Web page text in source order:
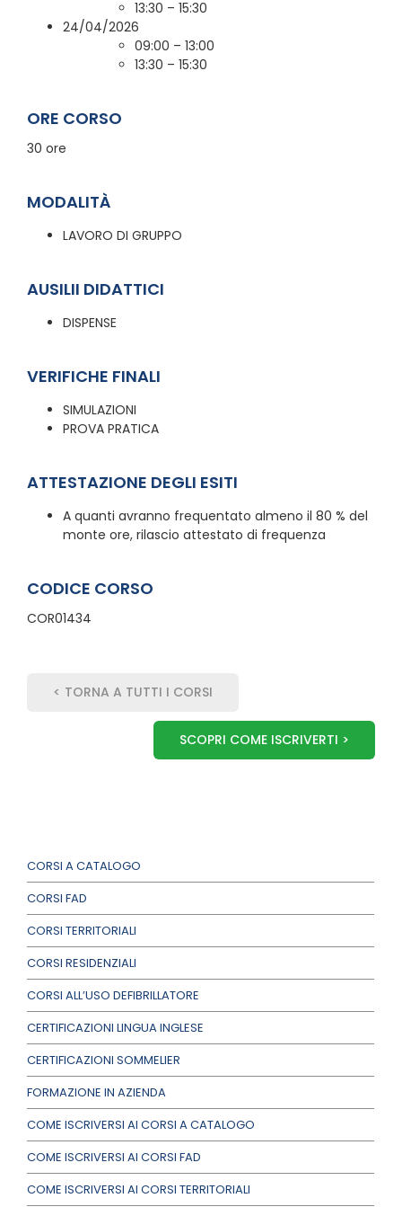
CORSI A CATALOGO
CORSI FAD
CORSI TERRITORIALI
CORSI RESIDENZIALI
CORSI ALL’USO DEFIBRILLATORE
CERTIFICAZIONI LINGUA INGLESE
CERTIFICAZIONI SOMMELIER
FORMAZIONE IN AZIENDA
COME ISCRIVERSI AI CORSI A CATALOGO
COME ISCRIVERSI AI CORSI FAD
COME ISCRIVERSI AI CORSI TERRITORIALI
13:30 – 15:30
24/04/2026
09:00 – 13:00
13:30 – 15:30
ORE CORSO
30 ore
MODALITÀ
LAVORO DI GRUPPO
AUSILII DIDATTICI
DISPENSE
VERIFICHE FINALI
SIMULAZIONI
PROVA PRATICA
ATTESTAZIONE DEGLI ESITI
A quanti avranno frequentato almeno il 80 % del
monte ore, rilascio attestato di frequenza
CODICE CORSO
COR01434
< TORNA A TUTTI I CORSI
SCOPRI COME ISCRIVERTI >